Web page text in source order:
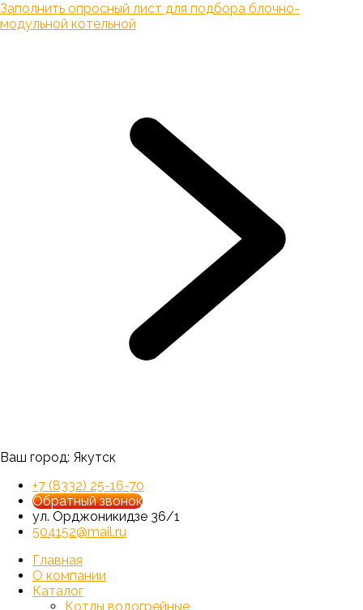
Заполнить опросный лист для подбора блочно-
модульной котельной
Ваш город: Якутск
+7 (8332) 25-16-70
Обратный звонок
ул. Орджоникидзе 36/1
504152@mail.ru
Главная
О компании
Каталог
Котлы водогрейные